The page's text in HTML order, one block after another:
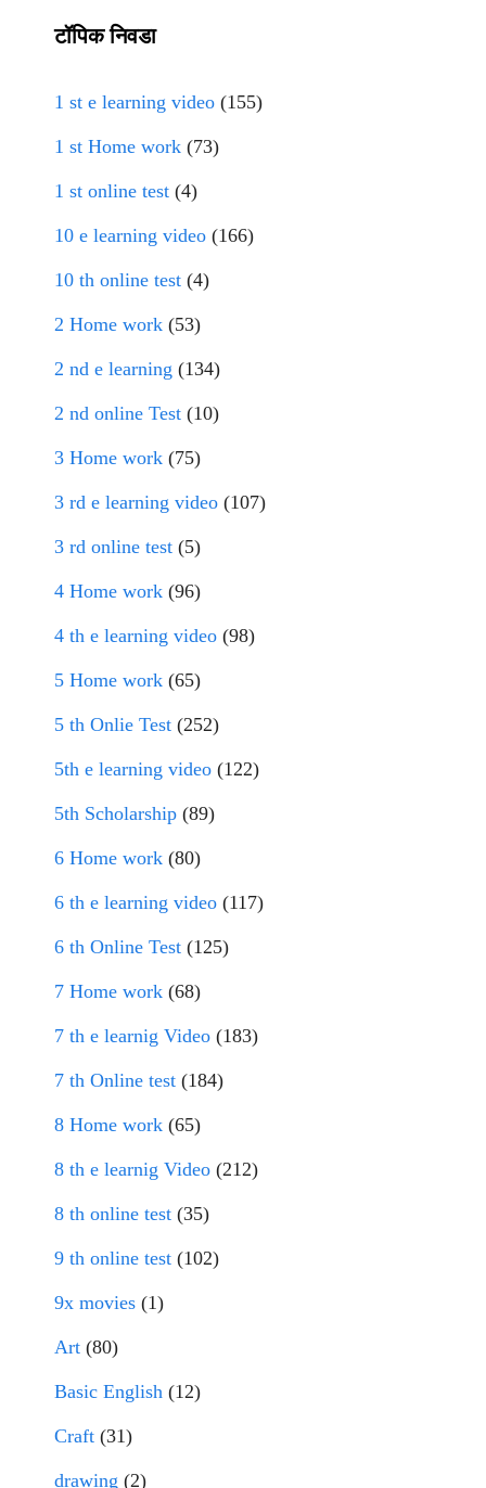
टॉपिक निवडा
1 st e learning video (155)
1 st Home work (73)
1 st online test (4)
10 e learning video (166)
10 th online test (4)
2 Home work (53)
2 nd e learning (134)
2 nd online Test (10)
3 Home work (75)
3 rd e learning video (107)
3 rd online test (5)
4 Home work (96)
4 th e learning video (98)
5 Home work (65)
5 th Onlie Test (252)
5th e learning video (122)
5th Scholarship (89)
6 Home work (80)
6 th e learning video (117)
6 th Online Test (125)
7 Home work (68)
7 th e learnig Video (183)
7 th Online test (184)
8 Home work (65)
8 th e learnig Video (212)
8 th online test (35)
9 th online test (102)
9x movies (1)
Art (80)
Basic English (12)
Craft (31)
drawing (2)